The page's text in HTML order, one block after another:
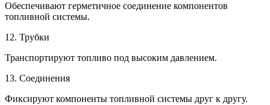
Обеспечивают герметичное соединение компонентов
топливной системы.
12. Трубки
Транспортируют топливо под высоким давлением.
13. Соединения
Фиксируют компоненты топливной системы друг к другу.